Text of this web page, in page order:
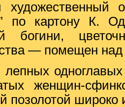
художественный
по картону К.
богини,
— помещен
женщин-
позолотой широко